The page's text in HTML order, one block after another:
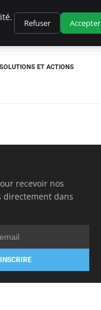
SOLUTIONS ET ACTIONS
recevoir nos
dans
Refuser Accepter